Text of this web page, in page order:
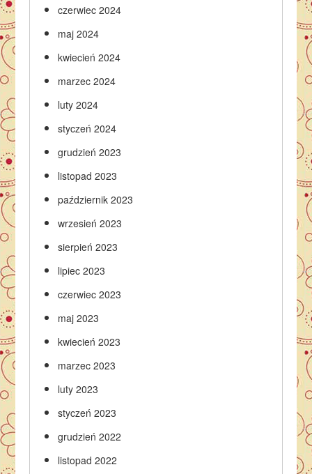
czerwiec 2024
maj 2024
kwiecień 2024
marzec 2024
luty 2024
styczeń 2024
grudzień 2023
listopad 2023
październik 2023
wrzesień 2023
sierpień 2023
lipiec 2023
czerwiec 2023
maj 2023
kwiecień 2023
marzec 2023
luty 2023
styczeń 2023
grudzień 2022
listopad 2022